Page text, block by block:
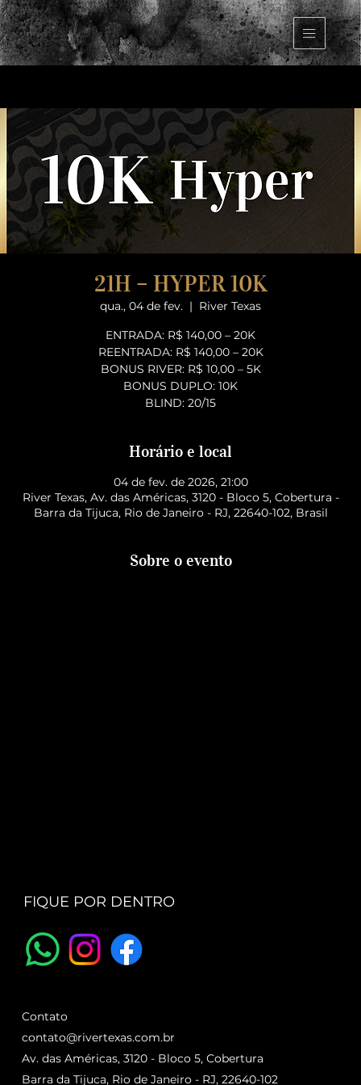
21H – HYPER 10K
qua., 04 de fev.
  |
River Texas
ENTRADA: R$ 140,00 – 20K
REENTRADA: R$ 140,00 – 20K
BONUS RIVER: R$ 10,00 – 5K
BONUS DUPLO: 10K
BLIND: 20/15
Horário e local
04 de fev. de 2026, 21:00
River Texas, Av. das Américas, 3120 - Bloco 5, Cobertura -
Barra da Tijuca, Rio de Janeiro - RJ, 22640-102, Brasil
Sobre o evento
FIQUE POR DENTRO
Contato
contato@rivertexas.com.br
Av. das Américas, 3120 - Bloco 5, Cobertura
Barra da Tijuca, Rio de Janeiro - RJ, 22640-102